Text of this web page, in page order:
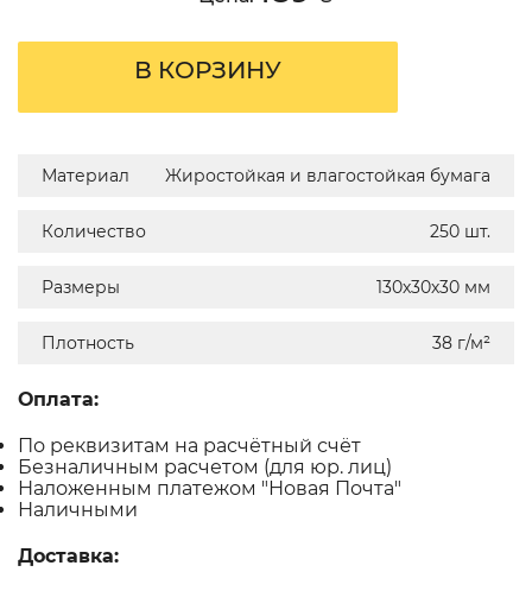
В КОРЗИНУ
Материал Жиростойкая и влагостойкая бумага
Количество 250 шт.
Размеры 130х30х30 мм
Плотность 38 г/м²
Оплата:
По реквизитам на расчётный счёт
Безналичным расчетом (для юр. лиц)
Наложенным платежом "Новая Почта"
Наличными
Доставка: